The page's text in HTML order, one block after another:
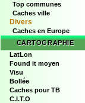
Top communes
Caches ville
Divers
Caches en Europe
CARTOGRAPHIE
LatLon
Found it moyen
Visu
Bollée
Caches pour TB
C.I.T.O